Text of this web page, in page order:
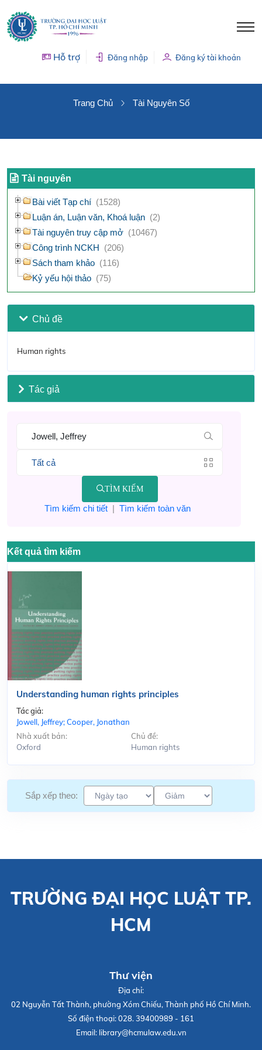
Hỗ trợ Đăng nhập Đăng ký tài khoản
Trang Chủ Tài Nguyên Số
Tài nguyên
Bài viết Tạp chí (1528)
Luận án, Luận văn, Khoá luận (2)
Tài nguyên truy cập mở (10467)
Công trình NCKH (206)
Sách tham khảo (116)
Kỷ yếu hội thảo (75)
Chủ đề
Human rights
Tác giả
TÌM KIẾM
Tìm kiếm chi tiết| Tìm kiếm toàn văn
Kết quả tìm kiếm
Understanding human rights principles
Tác giả:
Jowell, Jeffrey; Cooper, Jonathan
Nhà xuất bản:
Oxford
Chủ đề:
Human rights
Sắp xếp theo:
TRƯỜNG ĐẠI HỌC LUẬT TP.
HCM
Thư viện
Địa chỉ:
02 Nguyễn Tất Thành, phường Xóm Chiếu, Thành phố Hồ Chí Minh.
Số điện thoại:028. 39400989 - 161
Email: library@hcmulaw.edu.vn